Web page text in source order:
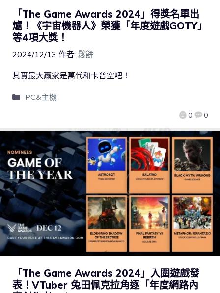
「The Game Awards 2024」得獎名單出
爐！《宇宙機器人》榮獲「年度遊戲GOTY」
等4項大獎！
2024/12/13 作者: 鬆餅
0 0
其實最大贏家是萬代和卡普空吧！
PC&主機
「The Game Awards 2024」入圍遊戲發
表！VTuber 兔田佩克拉角逐「年度網路內